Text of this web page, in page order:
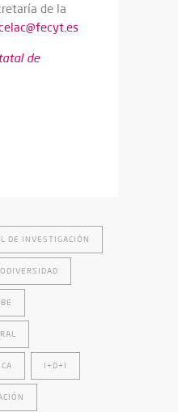
de la
de
DE INVESTIGACIÓN
I+D+I